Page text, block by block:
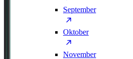
September
Oktober
November